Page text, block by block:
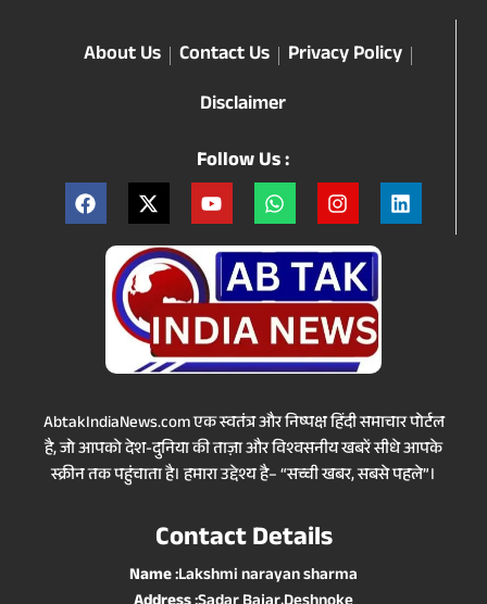
About Us Contact Us
Privacy Policy
Disclaimer
Follow Us :
AbtakIndiaNews.com एक स्वतंत्र और निष्पक्ष हिंदी समाचार पोर्टल
है, जो आपको देश-दुनिया की ताज़ा और विश्वसनीय खबरें सीधे आपके
स्क्रीन तक पहुंचाता है। हमारा उद्देश्य है– “सच्ची खबर, सबसे पहले”।
Contact Details
Name:Lakshmi narayan sharma